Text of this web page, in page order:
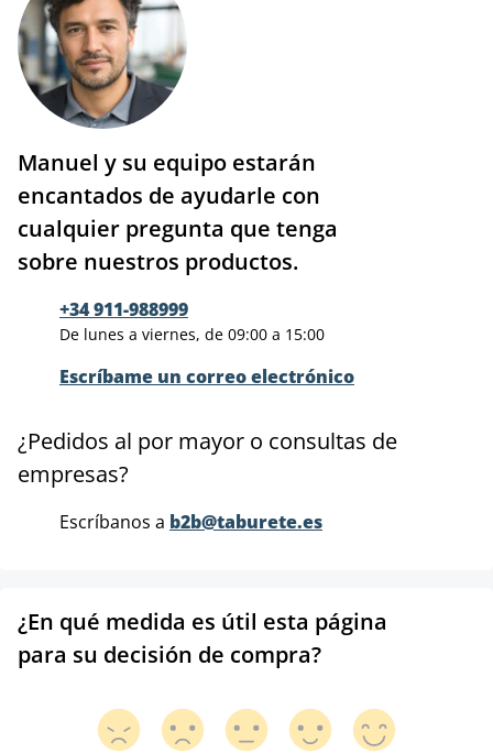
Manuel y su equipo estarán
encantados de ayudarle con
cualquier pregunta que tenga
sobre nuestros productos.
+34 911-988999
De lunes a viernes, de 09:00 a 15:00
Escríbame un correo electrónico
¿Pedidos al por mayor o consultas de
empresas?
Escríbanos a b2b@taburete.es
¿En qué medida es útil esta página
para su decisión de compra?